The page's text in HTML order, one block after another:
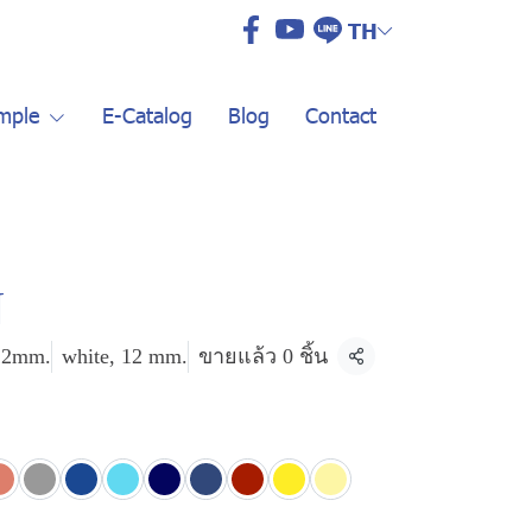
TH
E-Catalog Blog Contact
white, 12 mm. ขายแล้ว 0 ชิ้น
แชร์